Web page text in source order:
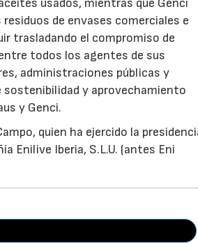
de envases comerciales e
trasladando el compromiso de
todos los agentes de sus
administraciones públicas y
sostenibilidad y aprovechamiento
y Genci.
quien ha ejercido la
Enilive Iberia, S.L.U. (antes Eni